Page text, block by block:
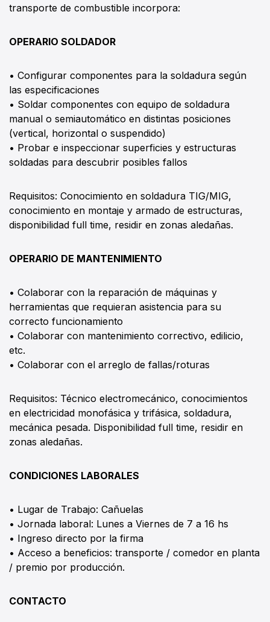
transporte de combustible incorpora:
OPERARIO SOLDADOR
• Configurar componentes para la soldadura según
las especificaciones
• Soldar componentes con equipo de soldadura
manual o semiautomático en distintas posiciones
(vertical, horizontal o suspendido)
• Probar e inspeccionar superficies y estructuras
soldadas para descubrir posibles fallos
Requisitos: Conocimiento en soldadura TIG/MIG,
conocimiento en montaje y armado de estructuras,
disponibilidad full time, residir en zonas aledañas.
OPERARIO DE MANTENIMIENTO
• Colaborar con la reparación de máquinas y
herramientas que requieran asistencia para su
correcto funcionamiento
• Colaborar con mantenimiento correctivo, edilicio,
etc.
• Colaborar con el arreglo de fallas/roturas
Requisitos: Técnico electromecánico, conocimientos
en electricidad monofásica y trifásica, soldadura,
mecánica pesada. Disponibilidad full time, residir en
zonas aledañas.
CONDICIONES LABORALES
• Lugar de Trabajo: Cañuelas
• Jornada laboral: Lunes a Viernes de 7 a 16 hs
• Ingreso directo por la firma
• Acceso a beneficios: transporte / comedor en planta
/ premio por producción.
CONTACTO